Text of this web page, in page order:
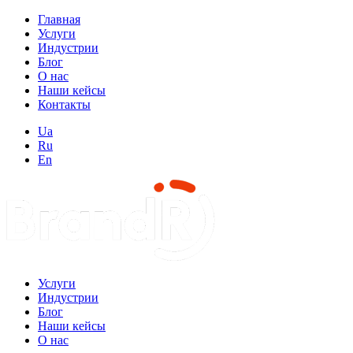
Главная
Услуги
Индустрии
Блог
О нас
Наши кейсы
Контакты
Ua
Ru
En
Услуги
Индустрии
Блог
Наши кейсы
О нас